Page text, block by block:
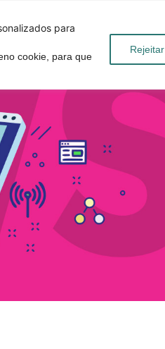
para
cookie, para que
Rejeitar
Blog Contato